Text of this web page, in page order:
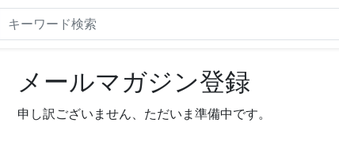
メールマガジン登録
申し訳ございません、ただいま準備中です。